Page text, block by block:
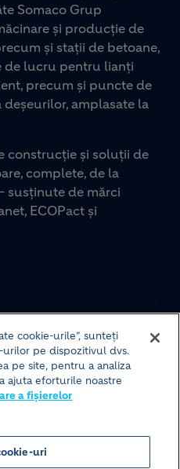
Somaco Grup
și producție de
și stații de betoane,
de lucru pentru lianți
precum și puncte de
amplasate la
construcție și soluții de
complete, de la
susținute de mărci
ECOPact și
cookie-urile”, sunteți
urilor pe dispozitivul dvs.
pe site, pentru a analiza
ajuta eforturile noastre
a fișierelor
uri